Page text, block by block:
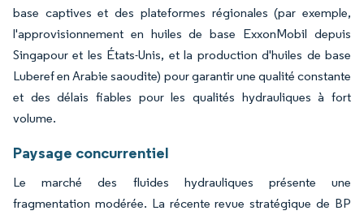
base captives et des plateformes régionales (par exemple,
l'approvisionnement en huiles de base ExxonMobil depuis
Singapour et les États-Unis, et la production d'huiles de base
Luberef en Arabie saoudite) pour garantir une qualité constante
et des délais fiables pour les qualités hydrauliques à fort
volume.
Paysage concurrentiel
Le marché des fluides hydrauliques présente une
fragmentation modérée. La récente revue stratégique de BP